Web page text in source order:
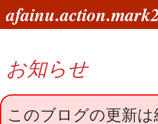
ン
へ
ス
キ
索
お知らせ
このブログの更新は